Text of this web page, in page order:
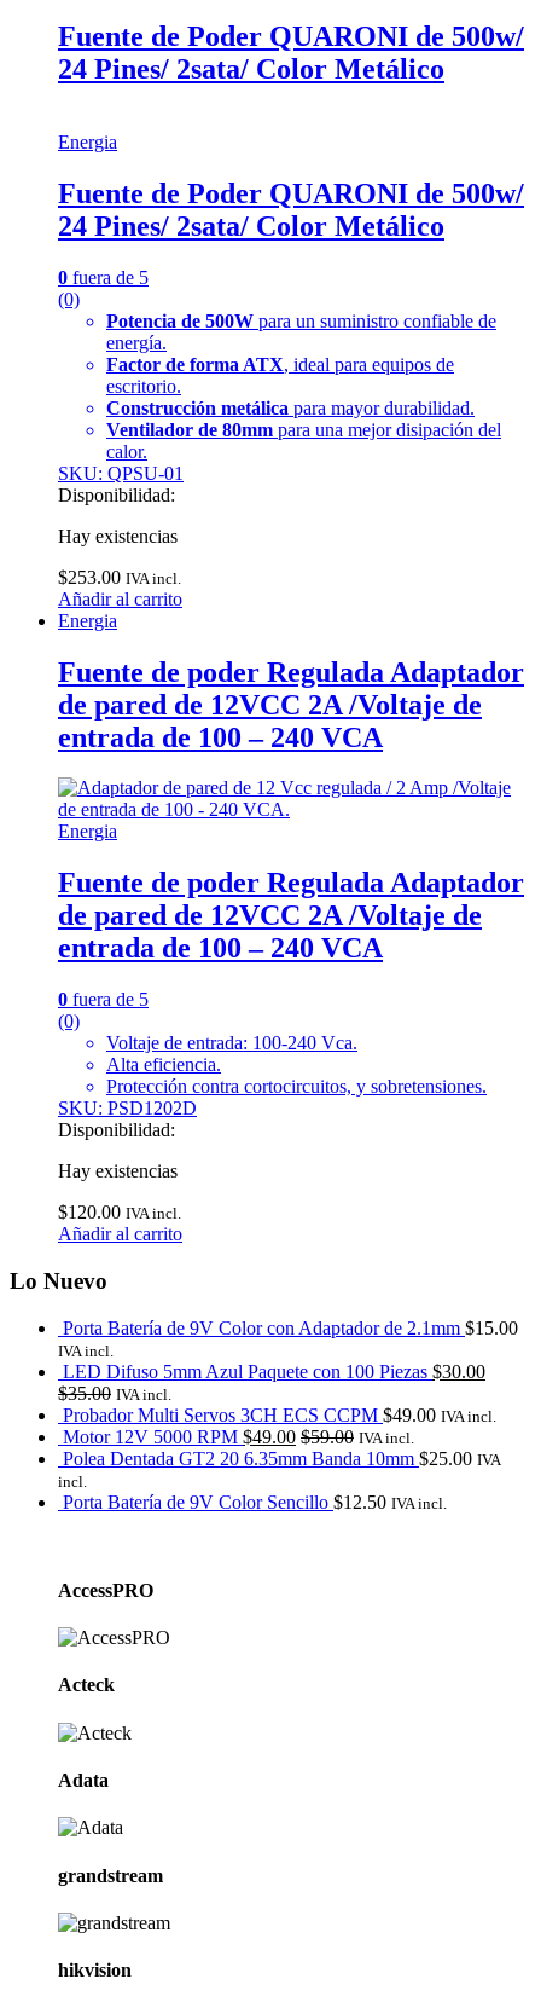
Fuente de Poder QUARONI de 500w/
24 Pines/ 2sata/ Color Metálico
Energia
Fuente de Poder QUARONI de 500w/
24 Pines/ 2sata/ Color Metálico
0 fuera de 5
(0)
Potencia de 500W para un suministro confiable de
energía.
Factor de forma ATX, ideal para equipos de
escritorio.
Construcción metálica para mayor durabilidad.
Ventilador de 80mm para una mejor disipación del
calor.
SKU: QPSU-01
Disponibilidad:
Hay existencias
$253.00 IVA incl.
Añadir al carrito
Energia
Fuente de poder Regulada Adaptador
de pared de 12VCC 2A /Voltaje de
entrada de 100 – 240 VCA
Energia
Fuente de poder Regulada Adaptador
de pared de 12VCC 2A /Voltaje de
entrada de 100 – 240 VCA
0 fuera de 5
(0)
Voltaje de entrada: 100-240 Vca.
Alta eficiencia.
Protección contra cortocircuitos, y sobretensiones.
SKU: PSD1202D
Disponibilidad:
Hay existencias
$120.00 IVA incl.
Añadir al carrito
Lo Nuevo
Porta Batería de 9V Color con Adaptador de 2.1mm $15.00
IVA incl.
LED Difuso 5mm Azul Paquete con 100 Piezas $30.00
$35.00 IVA incl.
Probador Multi Servos 3CH ECS CCPM $49.00 IVA incl.
Motor 12V 5000 RPM $49.00 $59.00 IVA incl.
Polea Dentada GT2 20 6.35mm Banda 10mm $25.00 IVA
incl.
Porta Batería de 9V Color Sencillo $12.50 IVA incl.
Marcas De Carrusel
AccessPRO
Acteck
Adata
grandstream
hikvision